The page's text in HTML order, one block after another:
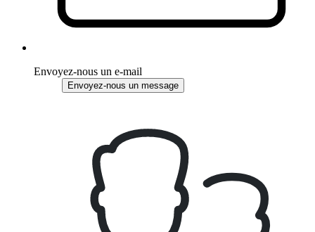
Envoyez-nous un e-mail
Envoyez-nous un message